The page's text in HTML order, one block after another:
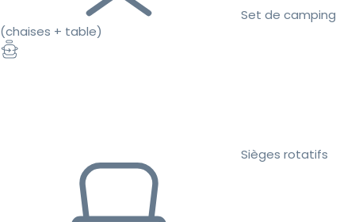
Set de camping
(chaises + table)
Sièges rotatifs